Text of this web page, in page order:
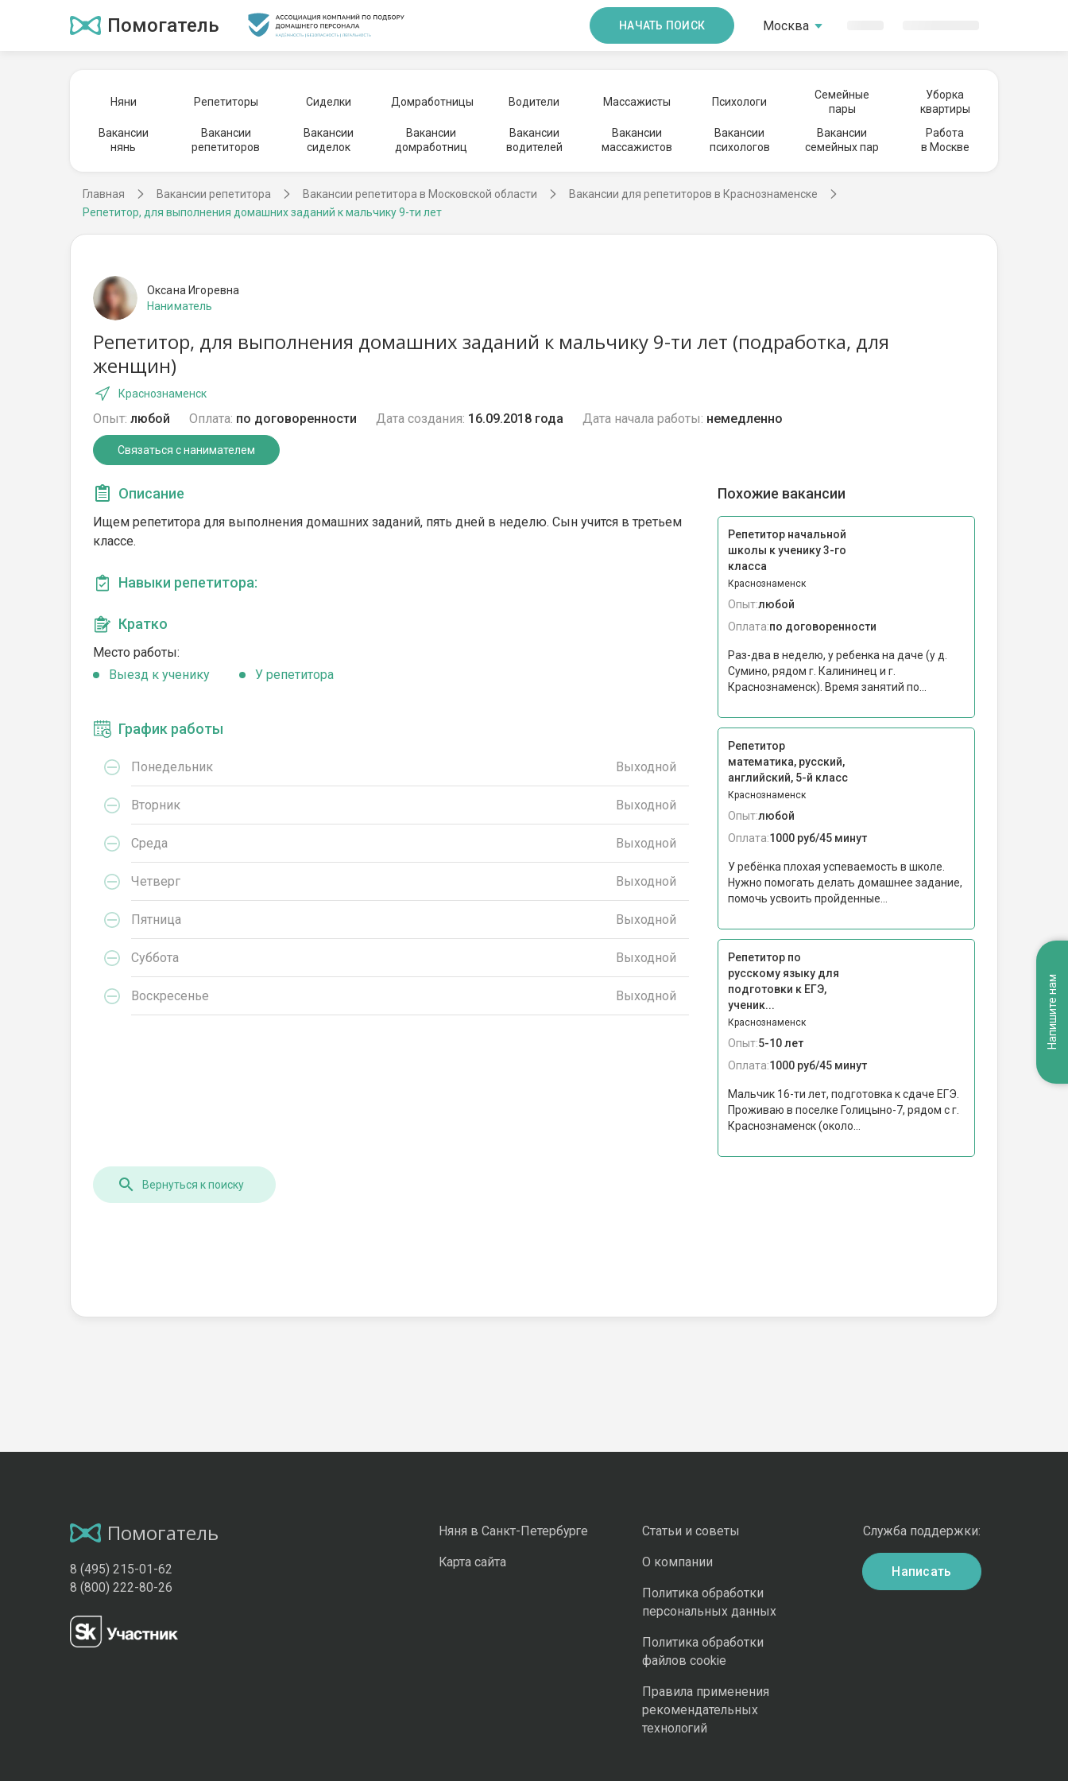
Помогатель НАЧАТЬ ПОИСК Москва
Няни Репетиторы Сиделки Домработницы Водители Массажисты Психологи
Семейные
пары
Уборка
квартиры
Вакансии
нянь
Вакансии
репетиторов
Вакансии
сиделок
Вакансии
домработниц
Вакансии
водителей
Вакансии
массажистов
Вакансии
психологов
Вакансии
семейных пар
Работа
в Москве
Главная Вакансии репетитора Вакансии репетитора в Московской области
Вакансии для репетиторов в Краснознаменске
Репетитор, для выполнения домашних заданий к мальчику 9-ти лет
Оксана Игоревна
Наниматель
Репетитор, для выполнения домашних заданий к мальчику 9-ти лет (подработка, для
женщин)
Краснознаменск
Опыт: любой Оплата: по договоренности Дата создания: 16.09.2018 года Дата начала работы: немедленно
Связаться с нанимателем
Описание
Ищем репетитора для выполнения домашних заданий, пять дней в неделю. Сын учится в третьем
классе.
Навыки репетитора:
Кратко
Место работы:
Выезд к ученику
У репетитора
График работы
Понедельник Выходной
Вторник Выходной
Среда Выходной
Четверг Выходной
Пятница Выходной
Суббота Выходной
Воскресенье Выходной
Похожие вакансии
Репетитор начальной
школы к ученику 3-го
класса
Краснознаменск
Опыт:любой
Оплата:по договоренности
Раз-два в неделю, у ребенка на даче (у д.
Сумино, рядом г. Калининец и г.
Краснознаменск). Время занятий по...
Репетитор
математика, русский,
английский, 5-й класс
Краснознаменск
Опыт:любой
Оплата:1000 руб/45 минут
У ребёнка плохая успеваемость в школе.
Нужно помогать делать домашнее задание,
помочь усвоить пройденные...
Репетитор по
русскому языку для
подготовки к ЕГЭ,
ученик...
Краснознаменск
Опыт:5-10 лет
Оплата:1000 руб/45 минут
Мальчик 16-ти лет, подготовка к сдаче ЕГЭ.
Проживаю в поселке Голицыно-7, рядом с г.
Краснознаменск (около...
Вернуться к поиску
Помогатель
8 (495) 215-01-62
8 (800) 222-80-26
Няня в Санкт-Петербурге
Карта сайта
Статьи и советы
О компании
Политика обработки
персональных данных
Политика обработки
файлов cookie
Правила применения
рекомендательных
технологий
Служба поддержки:
Написать
Напишите нам